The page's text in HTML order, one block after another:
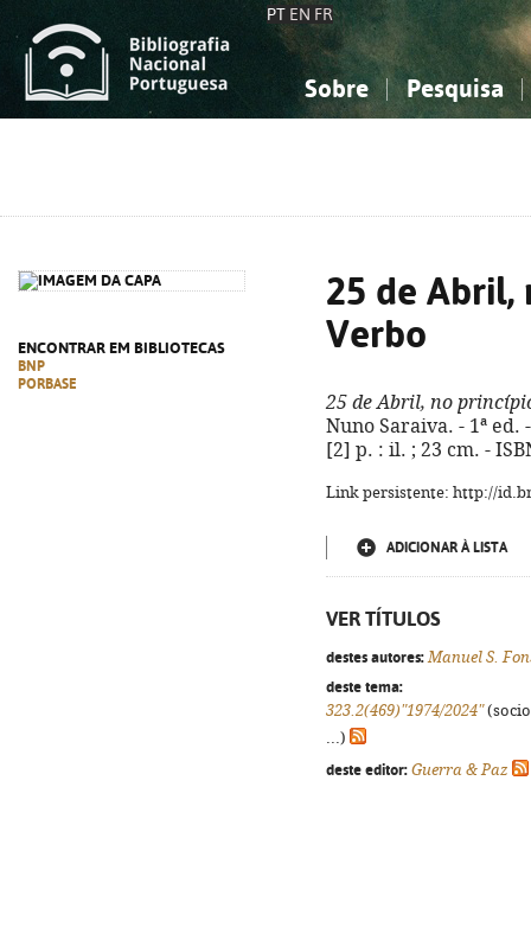
PT EN FR
Sobre Pesquisa
ENCONTRAR EM BIBLIOTECAS
BNP
PORBASE
25 de Abril,
Verbo
25 de Abril, no
Nuno Saraiva. - 1ª ed.
[2] p. : il. ; 23 cm. -
Link persistente: http://
ADICIONAR À LISTA
VER TÍTULOS
destes autores: Manuel S.
deste tema:
323.2(469)"1974/2024"
...)
deste editor: Guerra & Paz